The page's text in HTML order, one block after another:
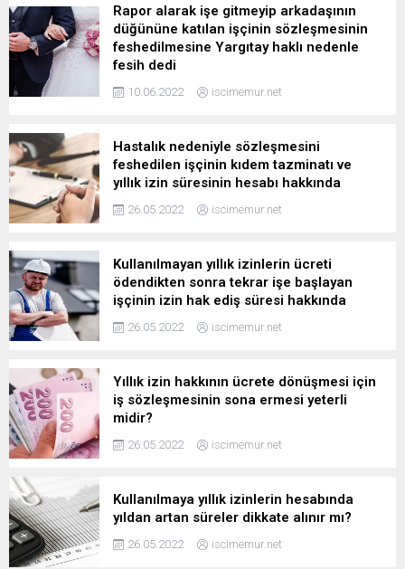
Rapor alarak işe gitmeyip arkadaşının
düğününe katılan işçinin sözleşmesinin
feshedilmesine Yargıtay haklı nedenle
fesih dedi
10.06.2022 iscimemur.net
Hastalık nedeniyle sözleşmesini
feshedilen işçinin kıdem tazminatı ve
yıllık izin süresinin hesabı hakkında
26.05.2022 iscimemur.net
Kullanılmayan yıllık izinlerin ücreti
ödendikten sonra tekrar işe başlayan
işçinin izin hak ediş süresi hakkında
26.05.2022 iscimemur.net
Yıllık izin hakkının ücrete dönüşmesi için
iş sözleşmesinin sona ermesi yeterli
midir?
26.05.2022 iscimemur.net
Kullanılmaya yıllık izinlerin hesabında
yıldan artan süreler dikkate alınır mı?
26.05.2022 iscimemur.net